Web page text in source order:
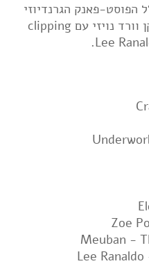
הפוסט-פאנק הגרנדיוזי
של Moaning (בתמונה), ספוקן וורד נויזי עם clipping
Zoe
Meuban -
Lee